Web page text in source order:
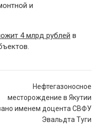
и
4 млрд рублей в
Нефтегазоносное
месторождение в Якутии
именем доцента СВФУ
Эвальдта Туги